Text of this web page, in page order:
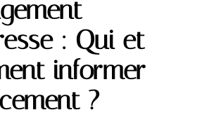
: Qui et
informer
?